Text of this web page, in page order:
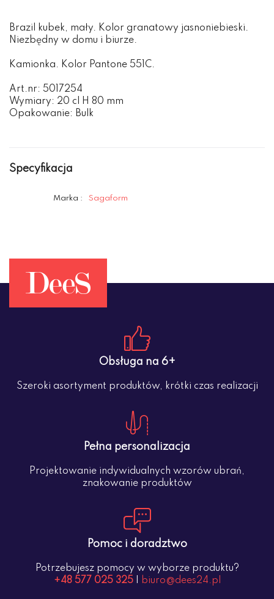
Brazil kubek, mały. Kolor granatowy jasnoniebieski.
Niezbędny w domu i biurze.
Kamionka. Kolor Pantone 551C.
Art.nr: 5017254
Wymiary: 20 cl H 80 mm
Opakowanie: Bulk
Specyfikacja
Marka : Sagaform
Obsługa na 6+
Szeroki asortyment produktów, krótki czas realizacji
Pełna personalizacja
Projektowanie indywidualnych wzorów ubrań,
znakowanie produktów
Pomoc i doradztwo
Potrzebujesz pomocy w wyborze produktu?
+48 577 025 325| biuro@dees24.pl